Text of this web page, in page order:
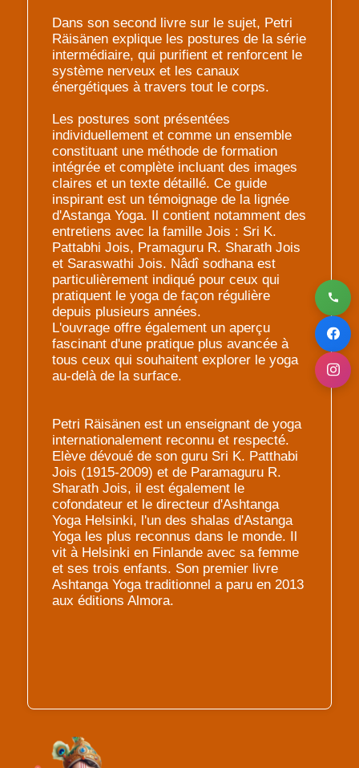
Dans son second livre sur le sujet, Petri
Räisänen explique les postures de la série
intermédiaire, qui purifient et renforcent le
système nerveux et les canaux
énergétiques à travers tout le corps.
Les postures sont présentées
individuellement et comme un ensemble
constituant une méthode de formation
intégrée et complète incluant des images
claires et un texte détaillé. Ce guide
inspirant est un témoignage de la lignée
d'Astanga Yoga. Il contient notamment des
entretiens avec la famille Jois : Sri K.
Pattabhi Jois, Pramaguru R. Sharath Jois
et Saraswathi Jois. Nâdî sodhana est
particulièrement indiqué pour ceux qui
pratiquent le yoga de façon régulière
depuis plusieurs années.
L'ouvrage offre également un aperçu
fascinant d'une pratique plus avancée à
tous ceux qui souhaitent explorer le yoga
au-delà de la surface.
Petri Räisänen est un enseignant de yoga
internationalement reconnu et respecté.
Elève dévoué de son guru Sri K. Patthabi
Jois (1915-2009) et de Paramaguru R.
Sharath Jois, il est également le
cofondateur et le directeur d'Ashtanga
Yoga Helsinki, l'un des shalas d'Astanga
Yoga les plus reconnus dans le monde. Il
vit à Helsinki en Finlande avec sa femme
et ses trois enfants. Son premier livre
Ashtanga Yoga traditionnel a paru en 2013
aux éditions Almora.